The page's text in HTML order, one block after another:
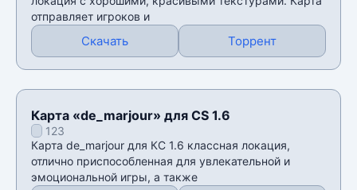
отправляет игроков и
Скачать Торрент
Карта «de_marjour» для CS 1.6
123
Карта de_marjour для КС 1.6 классная локация,
отлично приспособленная для увлекательной и
эмоциональной игры, а также